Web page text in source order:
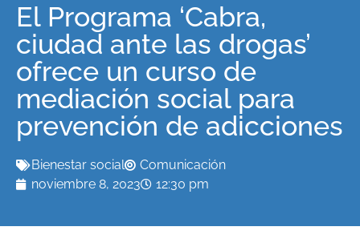
El Programa ‘Cabra,
ciudad ante las drogas’
ofrece un curso de
mediación social para
prevención de adicciones
Bienestar social
Comunicación
noviembre 8, 2023
12:30 pm